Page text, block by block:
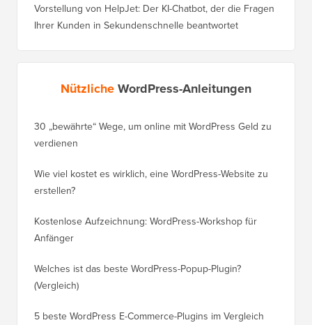
Vorstellung von HelpJet: Der KI-Chatbot, der die Fragen
Ihrer Kunden in Sekundenschnelle beantwortet
NützlicheWordPress-Anleitungen
30 „bewährte“ Wege, um online mit WordPress Geld zu
verdienen
Wie viel kostet es wirklich, eine WordPress-Website zu
erstellen?
Kostenlose Aufzeichnung: WordPress-Workshop für
Anfänger
Welches ist das beste WordPress-Popup-Plugin?
(Vergleich)
5 beste WordPress E-Commerce-Plugins im Vergleich